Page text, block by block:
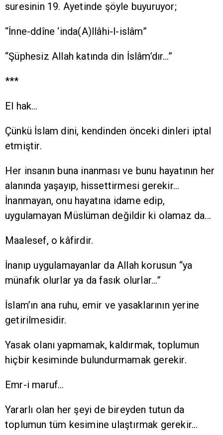
suresinin 19. Ayetinde şöyle buyuruyor;
“İnne-ddîne ‘inda(A)llâhi-l-islâm”
“Şüphesiz Allah katında din İslâm’dır…”
***
El hak…
Çünkü İslam dini, kendinden önceki dinleri iptal
etmiştir.
Her insanın buna inanması ve bunu hayatının her
alanında yaşayıp, hissettirmesi gerekir...
İnanmayan, onu hayatına idame edip,
uygulamayan Müslüman değildir ki olamaz da...
Maalesef, o kâfirdir.
İnanıp uygulamayanlar da Allah korusun “ya
münafık olurlar ya da fasık olurlar...”
İslam’ın ana ruhu, emir ve yasaklarının yerine
getirilmesidir.
Yasak olanı yapmamak, kaldırmak, toplumun
hiçbir kesiminde bulundurmamak gerekir.
Emr-i maruf…
Yararlı olan her şeyi de bireyden tutun da
toplumun tüm kesimine ulaştırmak gerekir…